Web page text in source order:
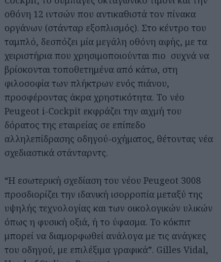
οθόνη 12 ιντσών που αντικαθιστά τον πίνακα
οργάνων (στάνταρ εξοπλισμός). Στο κέντρο του
ταμπλό, δεσπόζει μία μεγάλη οθόνη αφής, με τα
χειριστήρια που χρησιμοποιούνται πιο συχνά να
βρίσκονται τοποθετημένα από κάτω, στη
φιλοσοφία των πλήκτρων ενός πιάνου,
προσφέροντας άκρα χρηστικότητα. Το νέο
Peugeot i-Cockpit εκφράζει την αιχμή του
δόρατος της εταιρείας σε επίπεδο
αλληλεπίδρασης οδηγού-οχήματος, θέτοντας νέα
σχεδιαστικά στάνταρντς.
“Η εσωτερική σχεδίαση του νέου Peugeot 3008
προσδιορίζει την ιδανική ισορροπία μεταξύ της
υψηλής τεχνολογίας και των οικολογικών υλικών
όπως η φυσική οξιά, ή το ύφασμα. Το κόκπιτ
μπορεί να διαμορφωθεί ανάλογα με τις ανάγκες
του οδηγού, με επιλέξιμα γραφικά”. Gilles Vidal,
Αναζήτηση
για...